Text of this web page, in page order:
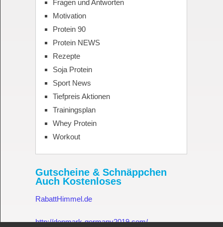
Fragen und Antworten
Motivation
Protein 90
Protein NEWS
Rezepte
Soja Protein
Sport News
Tiefpreis Aktionen
Trainingsplan
Whey Protein
Workout
Gutscheine & Schnäppchen
Auch Kostenloses
RabattHimmel.de
http://denmark-germany2019.com/